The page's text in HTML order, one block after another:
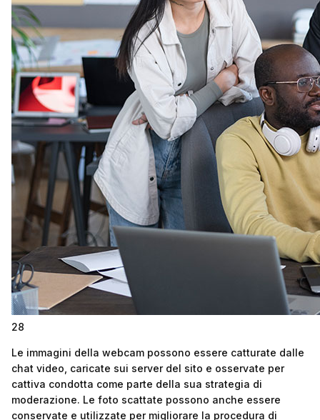
28
Le immagini della webcam possono essere catturate dalle
chat video, caricate sui server del sito e osservate per
cattiva condotta come parte della sua strategia di
moderazione. Le foto scattate possono anche essere
conservate e utilizzate per migliorare la procedura di